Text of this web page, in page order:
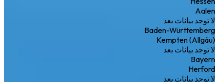
Aalen
لا توجد بيانات بعد
Baden-Württemberg
Kempten (Allgäu)
لا توجد بيانات بعد
Bayern
Herford
لا توجد بيانات بعد